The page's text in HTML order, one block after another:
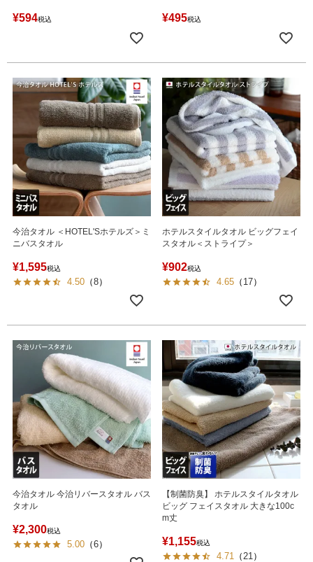
¥594税込 ¥495税込
今治タオル ＜HOTEL'Sホテルズ＞ミ
ニバスタオル
¥1,595税込
4.50 （8）
ホテルスタイルタオル ビッグフェイ
スタオル＜ストライプ＞
¥902税込
4.65 （ 17）
今治タオル 今治リバースタオル バス
タオル
¥2,300税込
5.00 （6）
【制菌防臭】 ホテルスタイルタオル
ビッグ フェイスタオル 大きな100c
m丈
¥1,155税込
4.71 （ 21 ）